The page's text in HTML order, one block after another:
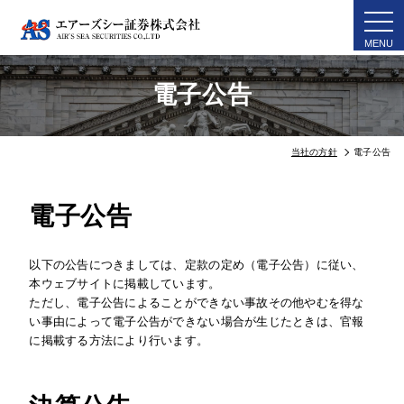
電子公告
当社の方針 電子公告
電子公告
以下の公告につきましては、定款の定め（電子公告）に従い、
本ウェブサイトに掲載しています。
ただし、電子公告によることができない事故その他やむを得な
い事由によって電子公告ができない場合が生じたときは、官報
に掲載する方法により行います。